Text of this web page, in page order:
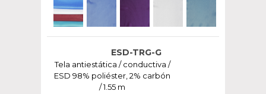
ESD-TRG-G
Tela antiestática / conductiva /
ESD 98% poliéster, 2% carbón
/ 1.55 m